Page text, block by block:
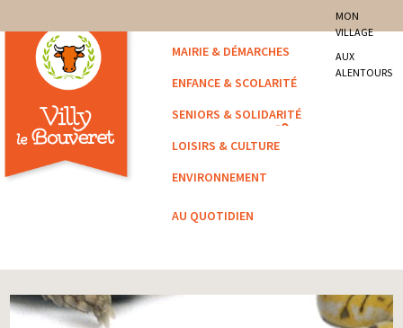
Villy-le-Bouveret
MON
VILLAGE
AUX
ALENTOURS
MAIRIE & DÉMARCHES
ENFANCE & SCOLARITÉ
SENIORS & SOLIDARITÉ
LOISIRS & CULTURE
ENVIRONNEMENT
AU QUOTIDIEN
Vous êtes ici :Accueil/Archivé/ Exposition de reptiles